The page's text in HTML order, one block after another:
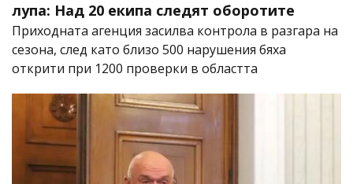
лупа: Над 20 екипа следят оборотите
Приходната агенция засилва контрола в разгара на
сезона, след като близо 500 нарушения бяха
открити при 1200 проверки в областта